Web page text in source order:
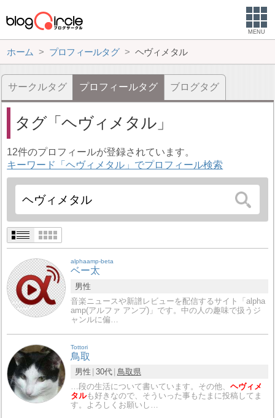
MENU
ホーム プロフィールタグ ヘヴィメタル
サークルタグ プロフィールタグ ブログタグ
タグ ヘヴィメタル
12件のプロフィールが登録されています。
キーワード「ヘヴィメタル」でプロフィール検索
alphaamp-beta
ベー太
男性
音楽ニュースや新譜レビューを配信するサイト「alpha
amp(アルファ アンプ)」です。中の人の趣味で扱うジ
ャンルに偏…
Tottori
鳥取
男性 30代 鳥取県
…段の生活について書いています。その他、ヘヴィメ
タルも好きなので、そういった事もたまに投稿してま
す。よろしくお願いし…